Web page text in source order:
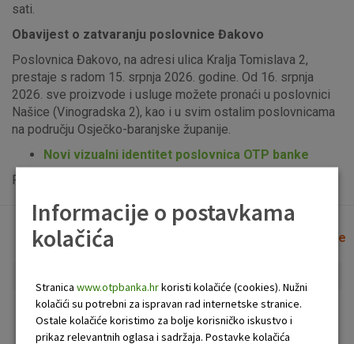
sati.
Obavijest o zatvaranju poslovnice Đakovo
Poslovnica Đakovo, na adresi ulica Kralja Tomislava 2,
prestaje s radom 15. srpnja 2026. godine. Od 16. srpnja
2026. sve proizvode i usluge možete pronaći u poslovnici
Našice (Vinogradska 2), kao i u svim ostalim poslovnicama
na području Osječko-baranjske županije.
Novi vizualni identitet poslovnica OTP banke
Popis uplatno-isplatnih bankomata možete vidjeti
Lista poslovnica i bankomata Očisti filtere
Bankomat Poslovnica
Informacije o postavkama
kolačića
Stranica www.otpbanka.hrkoristi kolačiće (cookies). Nužni
kolačići su potrebni za ispravan rad internetske stranice.
Ostale kolačiće koristimo za bolje korisničko iskustvo i
prikaz relevantnih oglasa i sadržaja. Postavke kolačića